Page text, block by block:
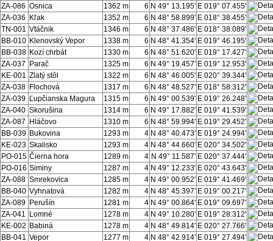
ZA-086 Osnica 1362 m 6 N 49° 13.195' E 019° 07.455'
ZA-036
Kľak 1352 m 6 N 48° 58.899' E 018° 38.455'
TN-001 Vtáčnik 1346 m 6 N 48° 37.486' E 018° 38.089'
BB-010 Klenovský Vepor 1338 m 6 N 48° 41.354' E 019° 46.195'
BB-038 Kozí chrbát 1330 m 6 N 48° 51.620' E 019° 17.427'
ZA-037
Parač 1325 m 6 N 49° 19.457' E 019° 12.953'
KE-001 Zlatý stôl 1322 m 6 N 48° 46.005' E 020° 39.344'
ZA-038 Flochová 1317 m 6 N 48° 48.527' E 018° 58.312'
ZA-039 Ľupčianska Magura 1315 m 6 N 49° 00.539' E 019° 26.248'
ZA-040 Skorušina 1314 m 6 N 49° 17.882' E 019° 41.539'
ZA-087
Hláčovo 1310 m 6 N 48° 59.994' E 019° 29.452'
BB-039 Bukovina 1293 m 4 N 48° 40.473' E 019° 24.994'
KE-023 Skalisko 1293 m 4 N 48° 44.660' E 020° 34.502'
PO-015 Čierna hora 1289 m 4 N 49° 11.587' E 020° 37.444'
PO-016 Siminy 1287 m 4 N 49° 12.233' E 020° 43.643'
ZA-088 Smrekovica 1285 m 4 N 49° 00.952' E 019° 41.469'
BB-040 Vyhnatová 1282 m 4 N 48° 45.397' E 019° 00.217'
ZA-089 Perušín 1281 m 4 N 49° 00.864' E 019° 09.697'
ZA-041
Lomné 1278 m 4 N 49° 10.280' E 019° 28.312'
KE-002 Babiná 1278 m 4 N 48° 49.814' E 020° 27.766'
BB-041 Vepor 1277 m 4 N 48° 42.914' E 019° 27.494'